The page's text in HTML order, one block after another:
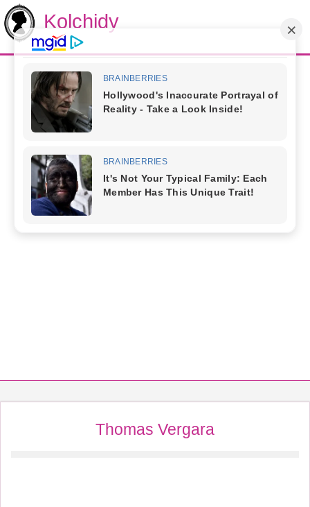
Kolchidy
Thomas Vergara